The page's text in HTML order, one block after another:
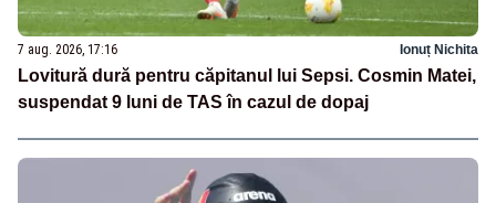
7 aug. 2026, 17:16 Ionuț Nichita
Lovitură dură pentru căpitanul lui Sepsi. Cosmin Matei,
suspendat 9 luni de TAS în cazul de dopaj